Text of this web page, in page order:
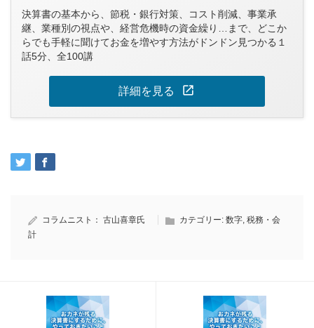
決算書の基本から、節税・銀行対策、コスト削減、事業承
継、業種別の視点や、経営危機時の資金繰り…まで、どこか
らでも手軽に聞けてお金を増やす方法がドンドン見つかる１
話5分、全100講
詳細を見る open_in_new
コラムニスト： 古山喜章氏 カテゴリー: 数字 税務・会
計